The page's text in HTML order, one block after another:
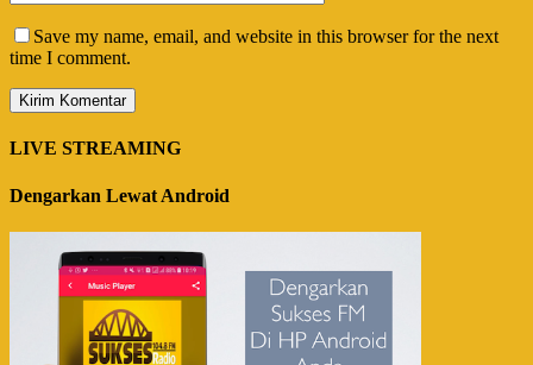
Save my name, email, and website in this browser for the next
time I comment.
LIVE STREAMING
Dengarkan Lewat Android